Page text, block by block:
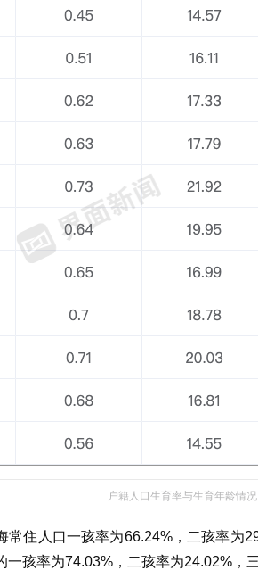
户籍人口生育率与生育年龄情
常住人口一孩率为66.24%，二孩率为
一孩率为74.03%，二孩率为24.02%，